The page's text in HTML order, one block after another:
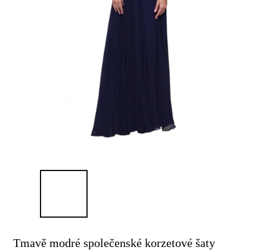
Tmavě modré společenské korzetové šaty